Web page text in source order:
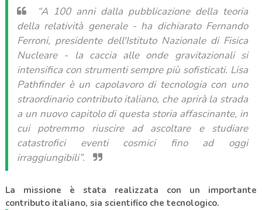
“A 100 anni dalla pubblicazione della teoria
della relatività generale - ha dichiarato Fernando
Ferroni, presidente dell'Istituto Nazionale di Fisica
Nucleare - la caccia alle onde gravitazionali si
intensifica con strumenti sempre più sofisticati. Lisa
Pathfinder è un capolavoro di tecnologia con uno
straordinario contributo italiano, che aprirà la strada
a un nuovo capitolo di questa storia affascinante, in
cui potremmo riuscire ad ascoltare e studiare
catastrofici eventi cosmici fino ad oggi
irraggiungibili”.
La missione è stata realizzata con un importante
contributo italiano, sia scientifico che tecnologico.